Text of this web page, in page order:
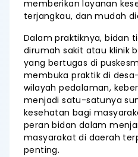
memberikan layanan
terjangkau, dan mudah
Dalam praktiknya, bidan
dirumah sakit atau klinik
yang bertugas di
membuka praktik di
wilayah pedalaman,
menjadi satu-satunya
kesehatan bagi
peran bidan dalam
masyarakat di daerah
penting.